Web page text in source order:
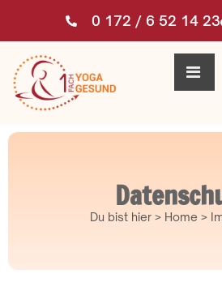
0 172 / 6 52 14 23
Du bist hier > Home >